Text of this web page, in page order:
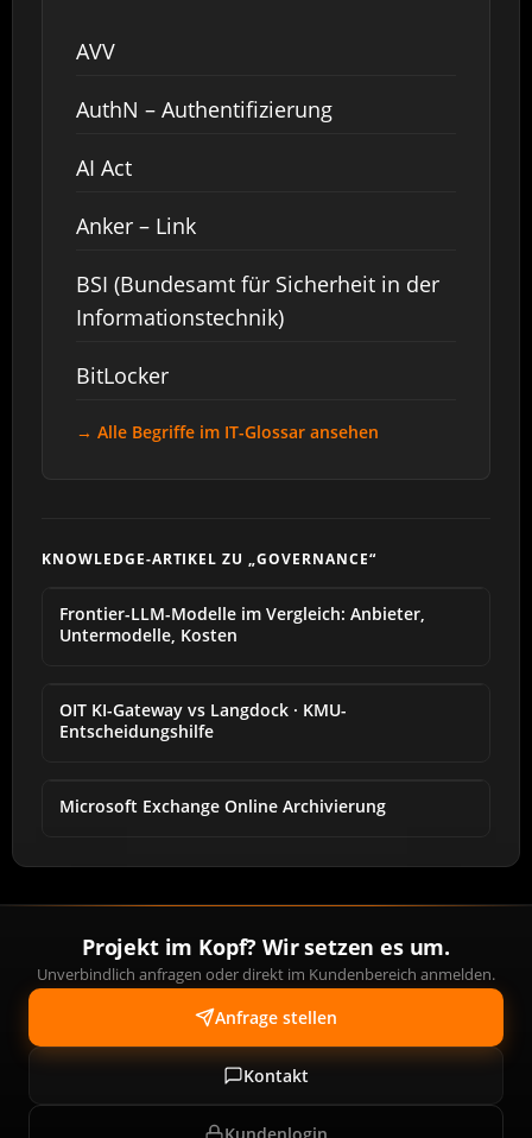
AVV
AuthN – Authentifizierung
AI Act
Anker – Link
BSI (Bundesamt für Sicherheit in der
Informationstechnik)
BitLocker
→ Alle Begriffe im IT-Glossar ansehen
KNOWLEDGE-ARTIKEL ZU „GOVERNANCE“
Frontier-LLM-Modelle im Vergleich: Anbieter,
Untermodelle, Kosten
OIT KI-Gateway vs Langdock · KMU-
Entscheidungshilfe
Microsoft Exchange Online Archivierung
Projekt im Kopf? Wir setzen es um.
Unverbindlich anfragen oder direkt im Kundenbereich anmelden.
Anfrage stellen
Kontakt